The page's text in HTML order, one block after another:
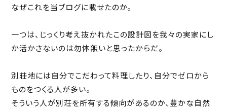
なぜこれを当ブログに載せたのか。
一つは、じっくり考え抜かれたこの設計図を我々の実家にし
か活かさないのは勿体無いと思ったからだ。
別荘地には自分でこだわって料理したり、自分でゼロから
ものをつくる人が多い。
そういう人が別荘を所有する傾向があるのか、豊かな自然